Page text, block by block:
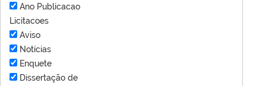
Ano Publicacao
Licitacoes
Aviso
Notícias
Enquete
Dissertação de